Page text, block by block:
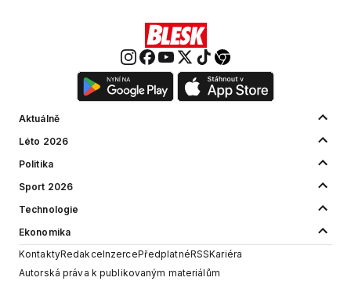
Aktuálně
Léto 2026
Politika
Sport 2026
Technologie
Ekonomika
KontaktyRedakceInzercePředplatnéRSSKariéra
Autorská práva k publikovaným materiálům